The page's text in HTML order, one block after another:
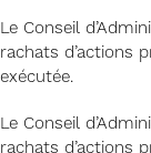
Le Conseil
rachats d’actions
exécutée.
Le Conseil
rachats d’actions